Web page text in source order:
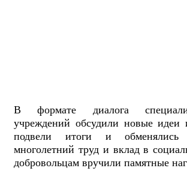
В формате диалога
учреждений обсудили новые идеи
подвели итоги и
многолетний труд и вклад в
добровольцам вручили памятные